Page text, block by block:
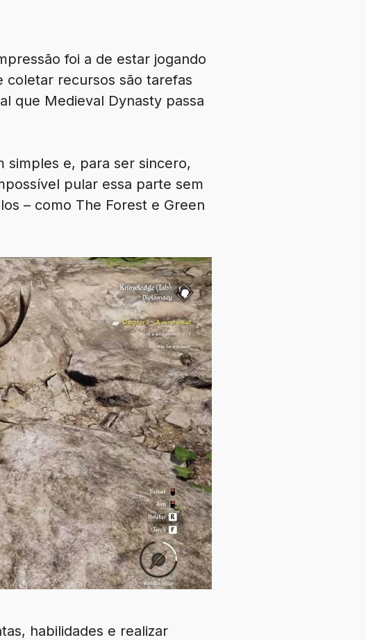
foi a de estar jogando
coletar recursos são tarefas
que Medieval Dynasty passa
simples e, para ser sincero,
pular essa parte sem
– como The Forest e Green
habilidades e realizar